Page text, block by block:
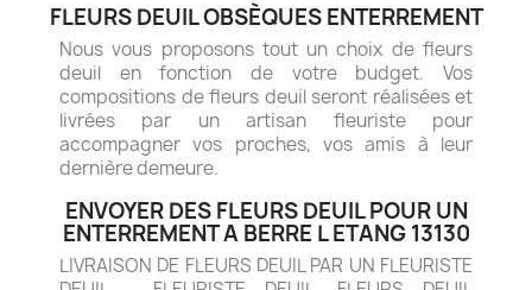
FLEURS DEUIL OBSÈQUES ENTERREMENT
Nous vous proposons tout un choix de fleurs
deuil en fonction de votre budget. Vos
compositions de fleurs deuil seront réalisées et
livrées par un artisan fleuriste pour
accompagner vos proches, vos amis à leur
dernière demeure.
ENVOYER DES FLEURS DEUIL POUR UN
ENTERREMENT A BERRE L ETANG 13130
LIVRAISON DE FLEURS DEUIL PAR UN FLEURISTE